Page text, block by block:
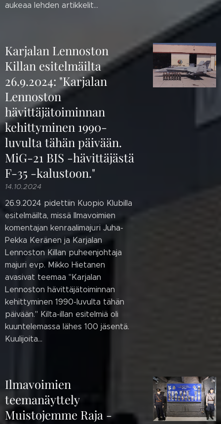
aukeaa lehden artikkelit...
Karjalan Lennoston
Killan esitelmäilta
26.9.2024: "Karjalan
Lennoston
hävittäjätoiminnan
kehittyminen 1990-
luvulta tähän päivään.
MiG-21 BIS -hävittäjästä
F-35 -kalustoon."
14.10.2024
26.9.2024 pidettiin Kuopio Klubilla
esitelmäilta, missä Ilmavoimien
komentajan kenraalimajuri Juha-
Pekka Keränen ja Karjalan
Lennoston Killan puheenjohtaja
majuri evp. Mikko Hietanen
avasivat teemaa "Karjalan
Lennoston hävittäjätoiminnan
kehittyminen 1990-luvulta tähän
päivään." Kilta-illan esitelmiä oli
kuuntelemassa lähes 100 jäsentä.
Kuulijoita...
Ilmavoimien
teemanäyttely
Muistojemme Raja -